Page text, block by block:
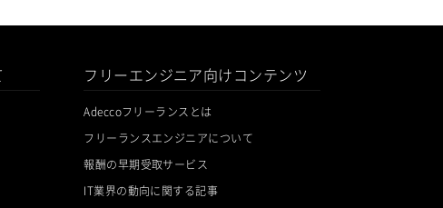
フリーエンジニア向けコンテンツ
Adeccoフリーランスとは
フリーランスエンジニアについて
報酬の早期受取サービス
IT業界の動向に関する記事